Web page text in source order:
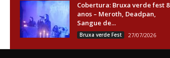
Cobertura: Bruxa verde fest 8
anos – Meroth, Deadpan,
Sangue de...
Bruxa verde Fest 27/07/2026